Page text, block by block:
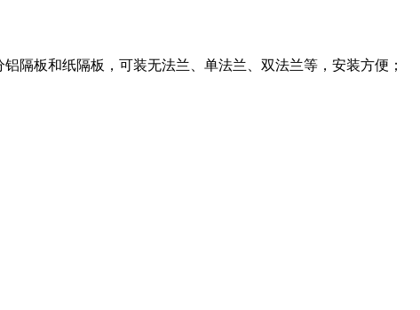
隔板和纸隔板，可装无法兰、单法兰、双法兰等，安装方便；